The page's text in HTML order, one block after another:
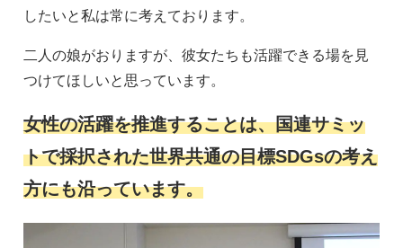
したいと私は常に考えております。
二人の娘がおりますが、彼女たちも活躍できる場を見
つけてほしいと思っています。
女性の活躍を推進することは、国連サミッ
トで採択された世界共通の目標SDGsの考え
方にも沿っています。